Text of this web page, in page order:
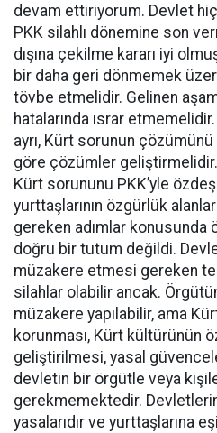
devam ettiriyorum. Devlet
PKK silahlı dönemine son
dışına çekilme kararı iyi
bir daha geri dönmemek
tövbe etmelidir. Gelinen
hatalarında ısrar
ayrı, Kürt sorunun çözümünü
göre çözümler
Kürt sorununu PKK’yle
yurttaşlarının özgürlük
gereken adımlar konusunda
doğru bir tutum değildi.
müzakere etmesi gereken
silahlar olabilir ancak.
müzakere yapılabilir, ama
korunması, Kürt kültürünün
geliştirilmesi, yasal
devletin bir örgütle veya
gerekmemektedir.
yasalarıdır ve yurttaşlarına